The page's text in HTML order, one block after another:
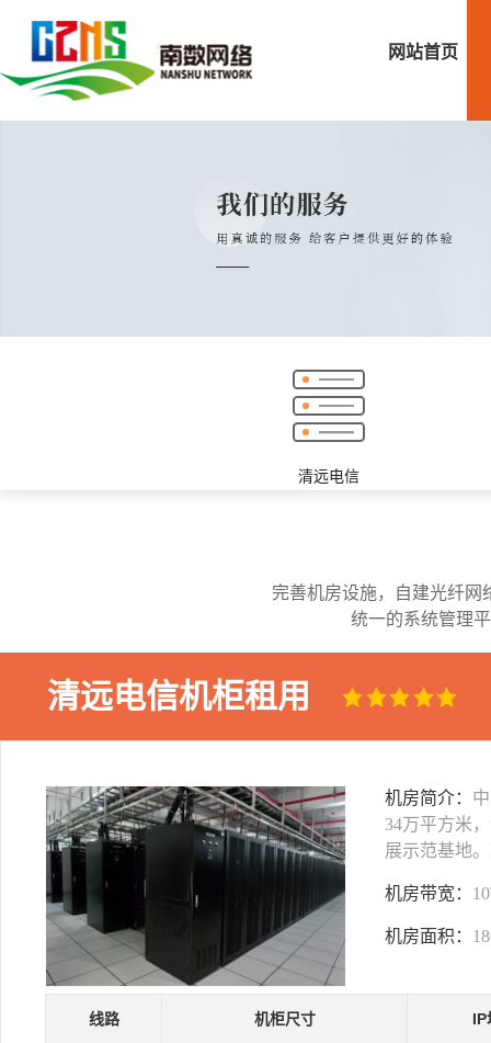
网站首页
清远电信
完善机房设施，自建光纤网
统一的系统管理
清远电信机柜租用
机房简介：
34万平方米
展示范基地
机房带宽：
机房面积：
线路 机柜尺寸 IP